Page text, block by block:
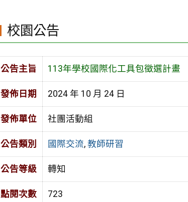
校園公告
公告主旨 113年學校國際化工具包徵選計畫
發佈日期 2024 年 10 月 24 日
發佈單位 社團活動組
公告類別 國際交流, 教師研習
公告等級 轉知
點閱次數 723